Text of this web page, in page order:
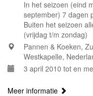
In het seizoen (eind
september) 7 dagen
Buiten het seizoen
(vrijdag t/m zondag)
Pannen & Koeken,
Westkapelle,
3 april 2010 tot en
Meer informatie